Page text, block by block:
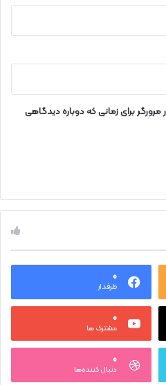
برای زمانی که دوباره دیدگاهی
۰
طرفدار
۰
مشترک ها
۰
دنبال کننده‌ها